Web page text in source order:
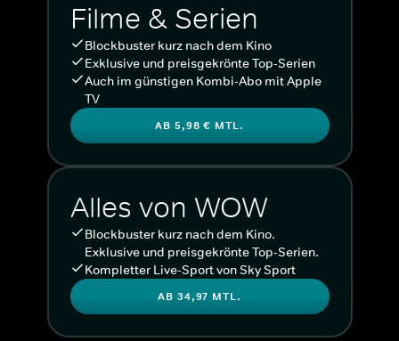
Filme & Serien
Blockbuster kurz nach dem Kino
Exklusive und preisgekrönte Top-Serien
Auch im günstigen Kombi-Abo mit Apple
TV
AB 5,98 € MTL.
Alles von WOW
Blockbuster kurz nach dem Kino.
Exklusive und preisgekrönte Top-Serien.
Kompletter Live-Sport von Sky Sport
AB 34,97 MTL.